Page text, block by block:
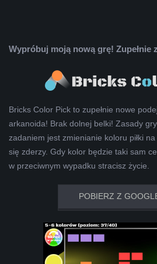
Wypróbuj moją nową grę! Zupełnie
Bricks Color Pick to zupełnie nowe
arkanoida! Brak dolnej belki! Zasady
zadaniem jest zmienianie koloru piłki na
się zderzy. Gdy kolor będzie taki sam
w przeciwnym wypadku stracisz życie.
POBIERZ Z